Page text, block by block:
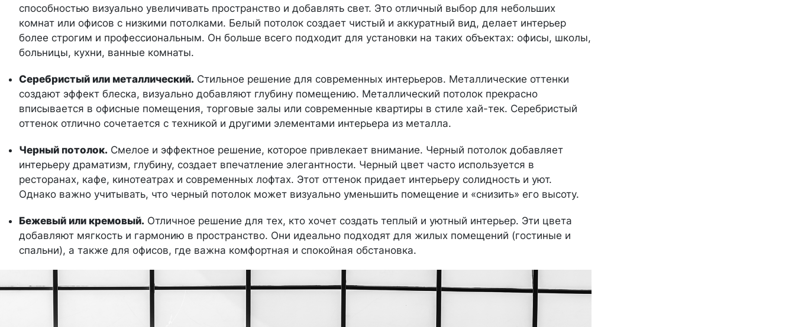
способностью визуально увеличивать пространство и добавлять свет. Это отличный выбор для небольших
комнат или офисов с низкими потолками. Белый потолок создает чистый и аккуратный вид, делает интерьер
более строгим и профессиональным. Он больше всего подходит для установки на таких объектах: офисы, школы,
больницы, кухни, ванные комнаты.
Серебристый или металлический. Стильное решение для современных интерьеров. Металлические оттенки
создают эффект блеска, визуально добавляют глубину помещению. Металлический потолок прекрасно
вписывается в офисные помещения, торговые залы или современные квартиры в стиле хай-тек. Серебристый
оттенок отлично сочетается с техникой и другими элементами интерьера из металла.
Черный потолок. Смелое и эффектное решение, которое привлекает внимание. Черный потолок добавляет
интерьеру драматизм, глубину, создает впечатление элегантности. Черный цвет часто используется в
ресторанах, кафе, кинотеатрах и современных лофтах. Этот оттенок придает интерьеру солидность и уют.
Однако важно учитывать, что черный потолок может визуально уменьшить помещение и «снизить» его высоту.
Бежевый или кремовый. Отличное решение для тех, кто хочет создать теплый и уютный интерьер. Эти цвета
добавляют мягкость и гармонию в пространство. Они идеально подходят для жилых помещений (гостиные и
спальни), а также для офисов, где важна комфортная и спокойная обстановка.